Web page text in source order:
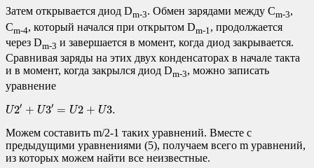
Затем открывается диод Dm-3. Обмен зарядами между Cm-3,
Cm-4, который начался при открытом Dm-1 , продолжается
через Dm-3 и завершается в момент, когда диод закрывается.
Сравнивая заряды на этих двух конденсаторах в начале такта
и в момент, когда закрылся диод Dm-3, можно записать
уравнение
U2′ + U3′ = U2 + U3.
U 2 +U3 U2+ U 3.
Можем составить m/2-1 таких уравнений. Вместе с
предыдущими уравнениями (5), получаем всего m уравнений,
из которых можем найти все неизвестные.